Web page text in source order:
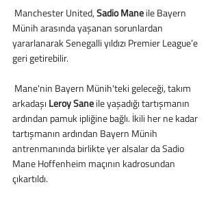
Manchester United, Sadio Mane ile Bayern
Münih arasında yaşanan sorunlardan
yararlanarak Senegalli yıldızı Premier League’e
geri getirebilir.
arkadaşı Leroy Sane ile yaşadığı tartışmanın
ardından pamuk ipliğine bağlı. İkili her ne kadar
tartışmanın ardından Bayern Münih
antrenmanında birlikte yer alsalar da Sadio
Mane Hoffenheim maçının kadrosundan
çıkartıldı.